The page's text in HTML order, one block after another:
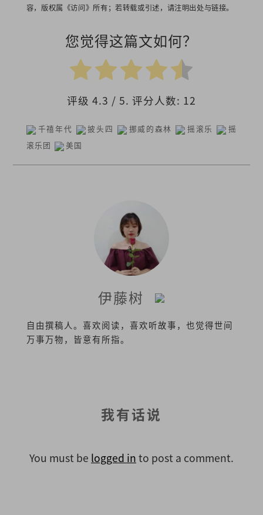
容，版权属《访问》所有；若转载或引述，请注明出处与链接。
您觉得这篇文如何？
评级 4.3 / 5. 评分人数: 12
千禧年代 披头四 挪威的森林 摇滚乐
摇
滚乐团
美国
伊藤树
自由撰稿人。喜欢阅读，喜欢听故事，也觉得世间
万事万物，皆意有所指。
我有话说
You must be logged in to post a comment.